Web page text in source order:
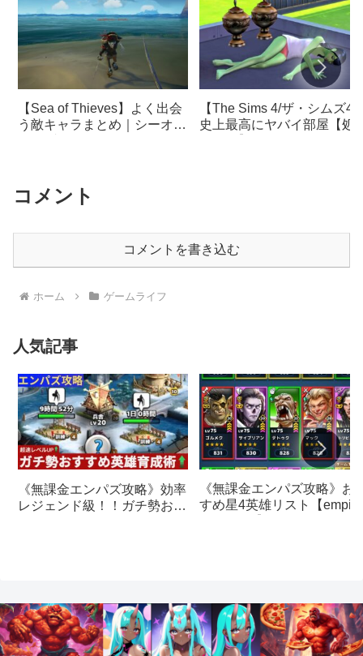
【Sea of Thieves】よく出会
う敵キャラまとめ｜シーオブ
【The Sims 4/ザ・シムズ4
史上最高にヤバイ部屋【処
コメント
コメントを書き込む
ホーム ゲームライフ
人気記事
《無課金エンパズ攻略》効率
レジェンド級！！ガチ勢おす
《無課金エンパズ攻略》お
すめ星4英雄リスト【